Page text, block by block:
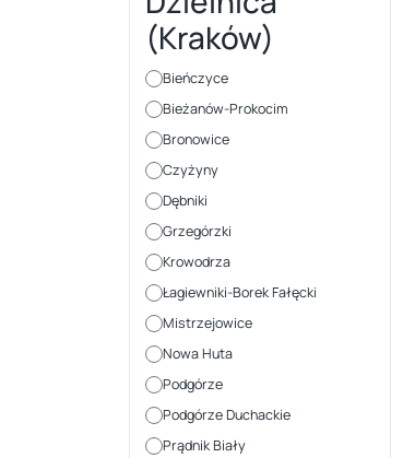
(Kraków)
Bieńczyce
Bieżanów-Prokocim
Bronowice
Czyżyny
Dębniki
Grzegórzki
Krowodrza
Łagiewniki-Borek Fałęcki
Mistrzejowice
Nowa Huta
Podgórze
Podgórze Duchackie
Prądnik Biały